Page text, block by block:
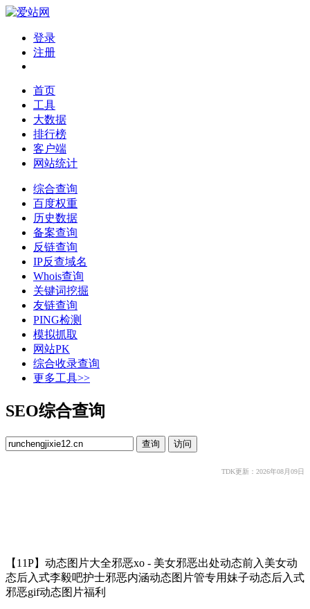
登录
注册
首页
工具
大数据
排行榜
客户端
网站统计
综合查询
百度权重
历史数据
备案查询
反链查询
IP反查域名
Whois查询
关键词挖掘
友链查询
PING检测
模拟抓取
网站PK
综合收录查询
更多工具>>
SEO综合查询
TDK更新：2026年08月09日
【11P】动态图片大全邪恶xo - 美女邪恶出处动态前入美女动
态后入式李毅吧护士邪恶内涵动态图片管专用妹子动态后入式
邪恶gif动态图片福利